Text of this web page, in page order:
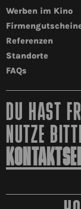
Werben im Kino
Referenzen
Standorte
FAQs
DU HAST
NUTZE